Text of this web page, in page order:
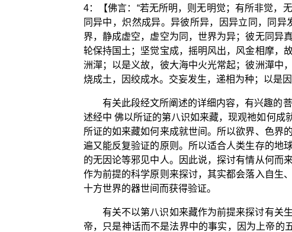
4：【佛言：“若无所明，则无明觉；有所非觉，
同异中，炽然成异。异彼所异，因异立同，同
界，静成虚空，虚空为同，世界为异；彼无同异
轮保持国土；坚觉宝成，摇明风出，风金相摩，
洲潬；以是义故，彼大海中火光常起；彼洲潬中
烧成土，因绞成水。交妄发生，递相为种；以是因
有关此段经文所阐述的详细内容，有兴趣的
述经中 佛以所证的第八识如来藏，现观祂如何成
所证的如来藏如何来成就世间。所以欲界、色界
遍又能反复验证的原则。所以适合人类生存的地
的无因论等邪见中人。因此说，探讨有情从何而
作为前提的科学原则来探讨，其实都会落入自生
十方世界的器世间而获得验证。
有关不以第八识如来藏作为前提来探讨有关
帝，只是神话而不是法界中的事实，因为上帝的